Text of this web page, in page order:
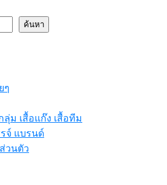
ค้นหา
ๆ
ลุ่ม เสื้อแก๊ง เสื้อทีม
รจ์ แบรนด์
วนตัว